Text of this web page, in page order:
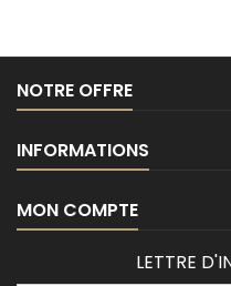
NOTRE OFFRE
INFORMATIONS
MON COMPTE
LETTRE